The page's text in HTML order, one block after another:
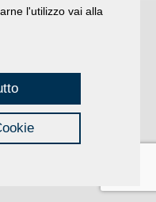
l'utilizzo vai alla